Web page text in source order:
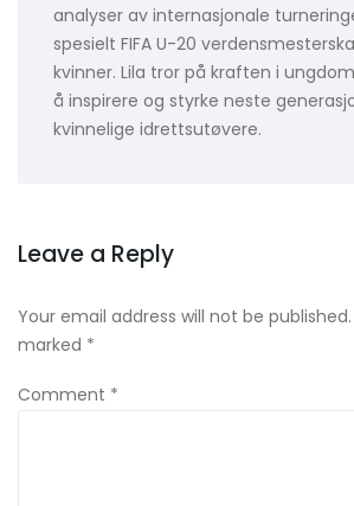
analyser av internasjonale
spesielt FIFA U-20
kvinner. Lila tror på kraften i
å inspirere og styrke neste
kvinnelige idrettsutøvere.
Leave a Reply
Your email address will not be published.
marked *
Comment *